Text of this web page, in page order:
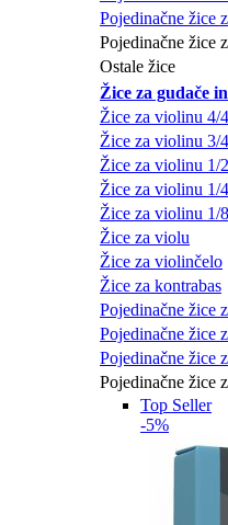
Pojedinačne žice
Pojedinačne žice
Ostale žice
Žice za gudače
Žice za violinu 4/4
Žice za violinu 3/4
Žice za violinu 1/2
Žice za violinu 1/4
Žice za violinu 1/8
Žice za violu
Žice za violinčelo
Žice za kontrabas
Pojedinačne žice
Pojedinačne žice
Pojedinačne žice
Pojedinačne žice
Top Seller
-5%